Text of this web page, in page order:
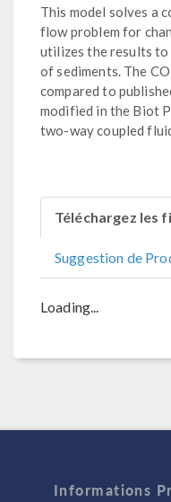
This model solves a
flow problem for
utilizes the results to
of sediments. The
compared to
modified in the Biot
two-way coupled
Téléchargez les
Suggestion de
Loading...
Informations